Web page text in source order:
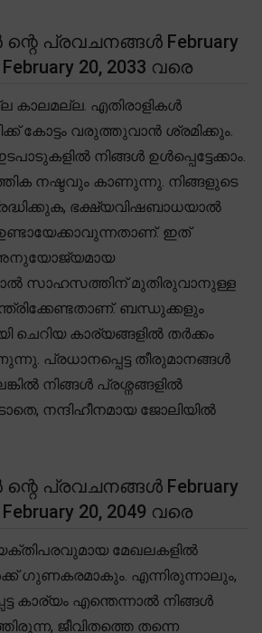
ന്റെ പ്രവചനങ്ങൾ February
20, 2033 വരെ
കാലമല്ല. എതിരാളികൾ
കോട്ടം വരുത്തുവാൻ ശ്രമിക്കും.
നിങ്ങൾ ഉൾപ്പെട്ടേക്കാം.
നഷ്ടവും കാണുന്നു. നിങ്ങളുടെ
ഭക്ഷ്യവിഷബാധയാൽ
ഇത്
അനുയോജ്യമായ
സാഹസത്തിന് മുതിരുവാനുള്ള
ബന്ധുക്കളും
കാര്യങ്ങളിൽ തർക്കം
പ്രധാനപ്പെട്ട തീരുമാനങ്ങൾ
നിങ്ങൾ പ്രശ്നങ്ങളിൽ
നന്ദിഹീനമായ ജോലിയിൽ
ന്റെ പ്രവചനങ്ങൾ February
20, 2049 വരെ
മേഖലകളിൽ
ഗുണകരമാകും. എന്നിരുന്നാലും,
കാര്യം എന്തെന്നാൽ നിങ്ങൾ
ജീവിതത്തെ തന്നെ